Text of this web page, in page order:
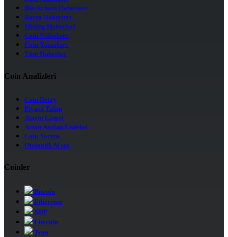
Blockchain Haberleri
Borsa Haberleri
Mining Haberleri
Coin Videoları
Coin Yazarları
Tüm Haberler
Coin Analizleri
Coin Detay
Piyasa Takip
Alarm Listesi
Artan Azalan Endeksi
Coin Yorum
Otomatik Al sat
Coinler
Bitcoin
Ethereum
XRP
Litecoin
Tron